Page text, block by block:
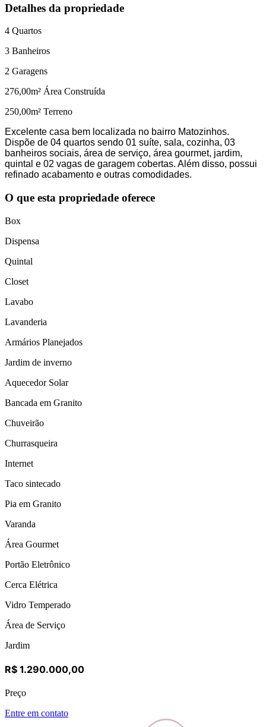
Detalhes da propriedade
4 Quartos
3 Banheiros
2 Garagens
276,00m² Área Construída
250,00m² Terreno
Excelente casa bem localizada no bairro Matozinhos.
Dispõe de 04 quartos sendo 01 suíte, sala, cozinha, 03
banheiros sociais, área de serviço, área gourmet, jardim,
quintal e 02 vagas de garagem cobertas. Além disso, possui
refinado acabamento e outras comodidades.
O que esta propriedade oferece
Box
Dispensa
Quintal
Closet
Lavabo
Lavanderia
Armários Planejados
Jardim de inverno
Aquecedor Solar
Bancada em Granito
Chuveirão
Churrasqueira
Internet
Taco sintecado
Pia em Granito
Varanda
Área Gourmet
Portão Eletrônico
Cerca Elétrica
Vidro Temperado
Área de Serviço
Jardim
R$ 1.290.000,00
Preço
Entre em contato